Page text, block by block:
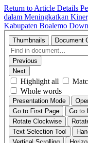
Return to Article Details
dalam Meningkatkan
Kabupaten Boalemo